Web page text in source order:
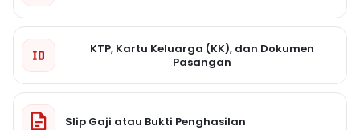
KTP, Kartu Keluarga (KK), dan Dokumen
Pasangan
Slip Gaji atau Bukti Penghasilan